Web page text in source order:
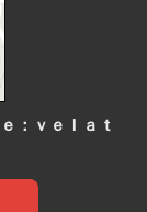
：ｖｅｌａｔ